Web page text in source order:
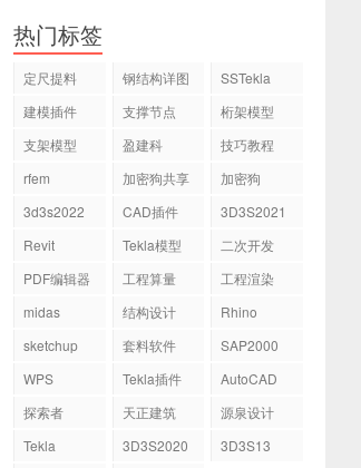
热门标签
定尺提料 钢结构详图
SSTekla
建模插件
支撑节点
桁架模型
支架模型
盈建科
技巧教程
rfem
加密狗共享
加密狗
3d3s2022
CAD插件
3D3S2021
Revit
Tekla模型
二次开发
PDF编辑器
工程算量
工程渲染
midas
结构设计
Rhino
sketchup
套料软件
SAP2000
WPS
Tekla插件
AutoCAD
探索者
天正建筑
源泉设计
Tekla
3D3S2020
3D3S13